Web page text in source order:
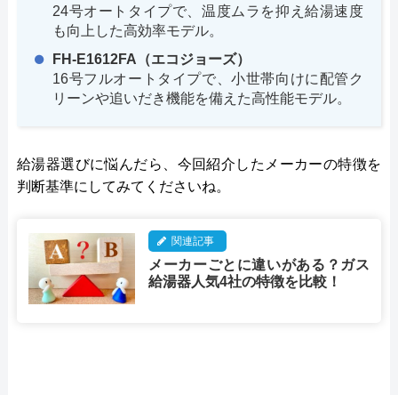
24号オートタイプで、温度ムラを抑え給湯速度
も向上した高効率モデル。
FH-E1612FA（エコジョーズ）
16号フルオートタイプで、小世帯向けに配管ク
リーンや追いだき機能を備えた高性能モデル。
給湯器選びに悩んだら、今回紹介したメーカーの特徴を
判断基準にしてみてくださいね。
関連記事
メーカーごとに違いがある？ガス
給湯器人気4社の特徴を比較！